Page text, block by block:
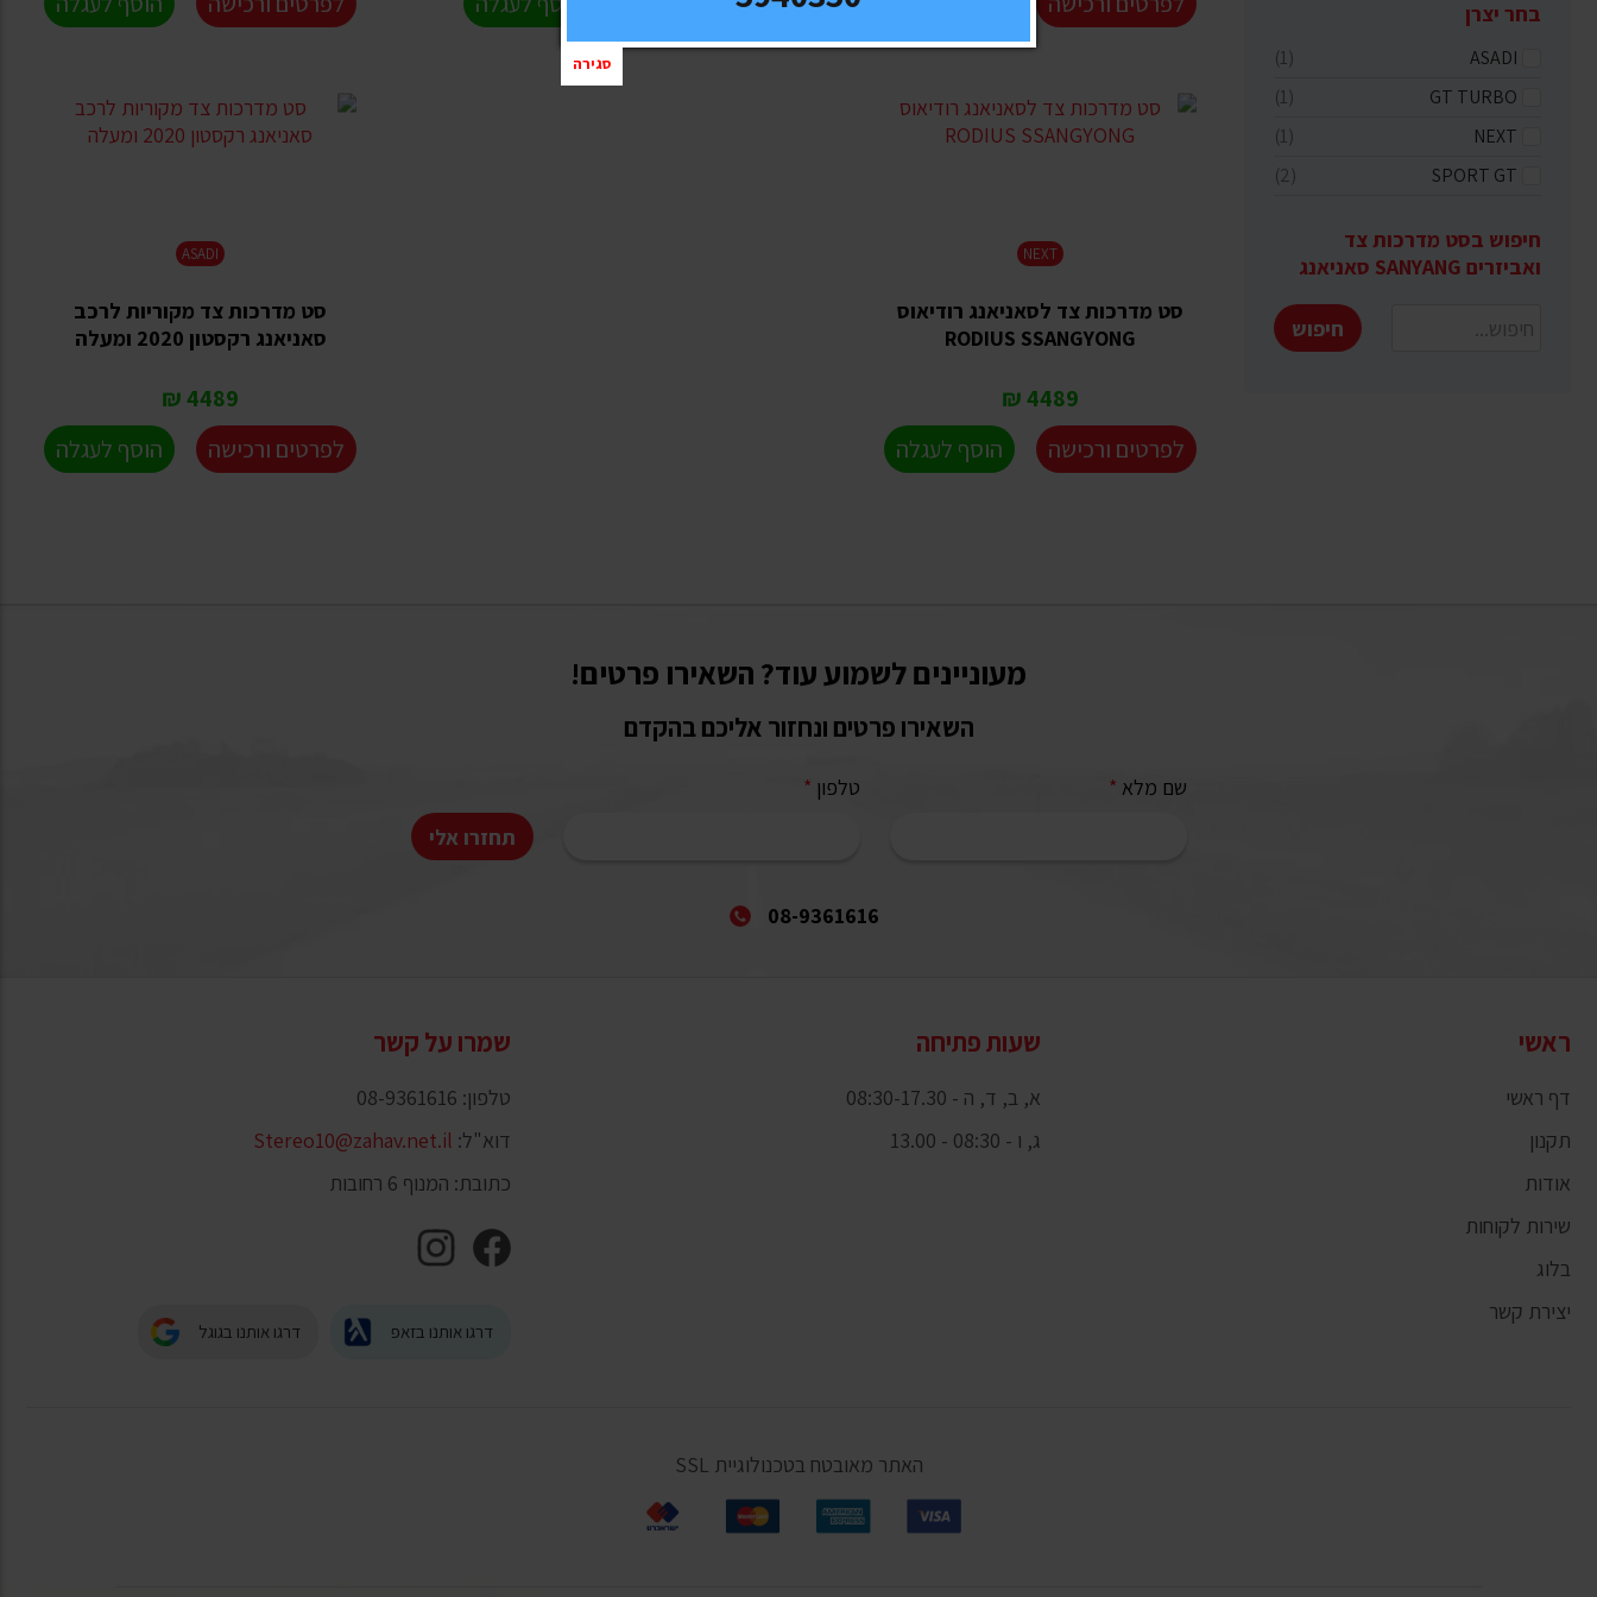
בחר יצרן
ASADI
(1)
GT TURBO
(1)
NEXT
(1)
SPORT GT
(2)
חיפוש בסט מדרכות צד
ואביזרים SANYANG סאניאנג
חיפוש
NEXT
סט מדרכות צד לסאניאנג רודיאוס
RODIUS SSANGYONG
4489 ₪
לפרטים ורכישה
הוסף לעגלה
ASADI
סט מדרכות צד מקוריות לרכב
סאניאנג רקסטון 2020 ומעלה
4489 ₪
לפרטים ורכישה
הוסף לעגלה
מעוניינים לשמוע עוד? השאירו פרטים!
השאירו פרטים ונחזור אליכם בהקדם
שם מלא * טלפון *
תחזרו אלי
08-9361616
ראשי
דף ראשי
תקנון
אודות
שירות לקוחות
בלוג
יצירת קשר
שעות פתיחה
א, ב, ד, ה - 08:30-17.30
ג, ו - 08:30 - 13.00
שמרו על קשר
טלפון: 08-9361616
דוא"ל: Stereo10@zahav.net.il
כתובת: המנוף 6 רחובות
דרגו אותנו בזאפ דרגו אותנו בגוגל
האתר מאובטח בטכנולוגיית SSL
סגירה